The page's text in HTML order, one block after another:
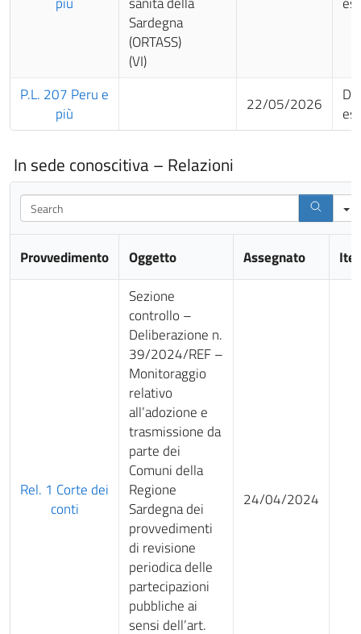
Sardegna
(ORTASS)
(VI)
P.L. 207 Peru e
più
22/05/2026
Da
In sede conoscitiva – Relazioni
Search
Provvedimento Oggetto Assegnato Iter
Rel. 1 Corte dei
conti
Sezione
controllo –
Deliberazione n.
39/2024/REF –
Monitoraggio
relativo
all’adozione e
trasmissione da
parte dei
Comuni della
Regione
Sardegna dei
provvedimenti
di revisione
periodica delle
partecipazioni
pubbliche ai
sensi dell’art.
24/04/2024